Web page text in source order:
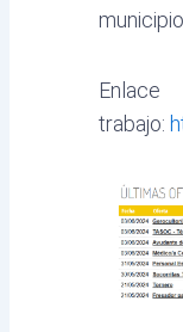
trabajo: